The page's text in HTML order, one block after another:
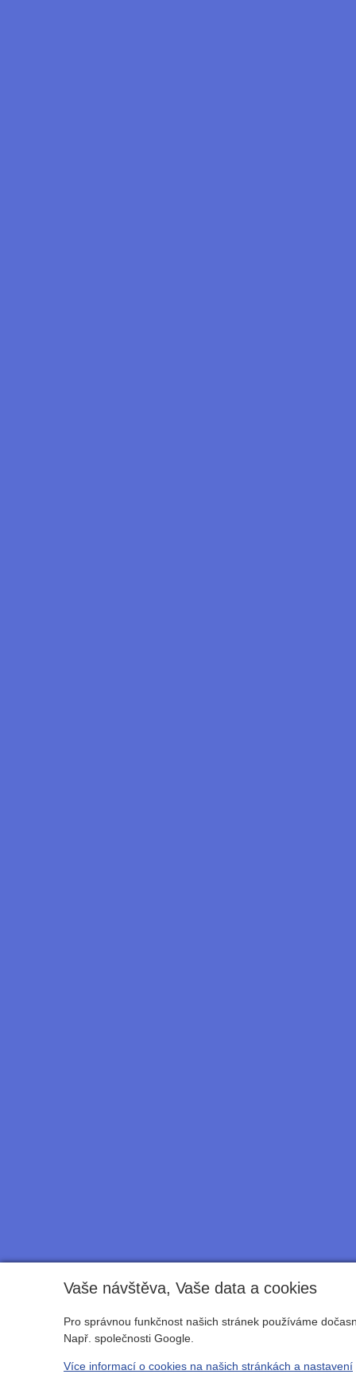
Vaše návštěva, Vaše data a cookies
Pro správnou funkčnost našich stránek používáme
Např. společnosti Google.
Více informací o cookies na našich stránkách a nastavení